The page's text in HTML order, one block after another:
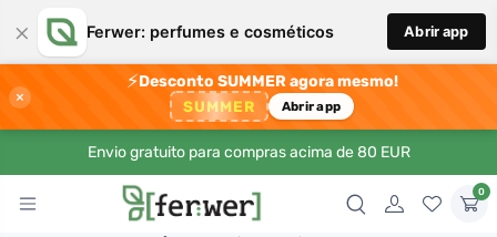
× Ferwer: perfumes e cosméticos Abrir app
×
⚡Desconto SUMMER agora mesmo!
SUMMER Abrir app
Envio gratuito para compras acima de 80 EUR
0